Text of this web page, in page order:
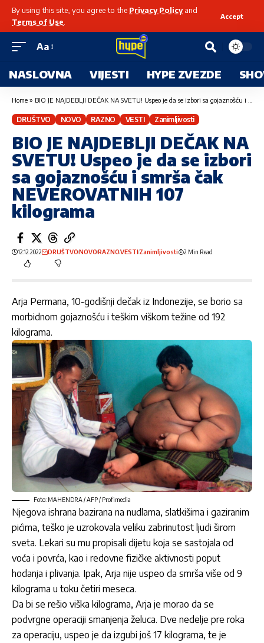
By using this site, you agree to the Privacy Policyand
Terms of Use
Accept
Aa
NASLOVNA VIJESTI HYPE ZVEZDE
Home » BIO JE NAJDEBLJI DEČAK NA SVETU! Uspeo je da se izbori sa gojaznošću i smrša čak NEVEROVATNIH 107 kilograma
DRUŠTVO NOVO RAZNO VESTI Zanimljivosti
BIO JE NAJDEBLJI DEČAK NA
SVETU! Uspeo je da se izbori
sa gojaznošću i smrša čak
NEVEROVATNIH 107
kilograma
12.12.2022 DRUŠTVONOVORAZNOVESTIZanimljivosti 2 Min Read
Arja Permana, 10-godišnji dečak iz Indonezije, se borio sa
morbidnom gojaznošću i teškim viškom težine od 192
kilograma.
Foto: MAHENDRA / AFP / Profimedia
Njegova ishrana bazirana na nudlama, slatkišima i gaziranim
pićima, teško je uzrokovala veliku zabrinutost ljudi širom
sveta. Lekari su mu propisali dijetu koja se sastojala od
voća i povrća, kao i redovne fizičke aktivnosti poput
hodanja i plivanja. Ipak, Arja nije uspeo da smrša više od 9
kilograma u toku četiri meseca.
Da bi se rešio viška kilograma, Arja je morao da se
podvrgne operaciji smanjenja želuca. Dve nedelje pre roka
za operaciju, uspeo je da izgubi još 17 kilograma, te je